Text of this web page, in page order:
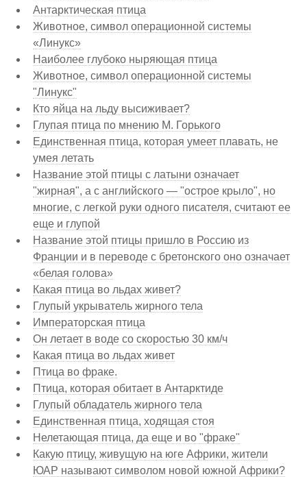
Антарктическая птица
Животное, символ операционной системы
«Линукс»
Наиболее глубоко ныряющая птица
Животное, символ операционной системы
"Линукс"
Кто яйца на льду высиживает?
Глупая птица по мнению М. Горького
Единственная птица, которая умеет плавать, не
умея летать
Название этой птицы с латыни означает
"жирная", а с английского — "острое крыло", но
многие, с легкой руки одного писателя, считают ее
еще и глупой
Название этой птицы пришло в Россию из
Франции и в переводе с бретонского оно означает
«белая голова»
Какая птица во льдах живет?
Глупый укрыватель жирного тела
Императорская птица
Он летает в воде со скоростью 30 км/ч
Какая птица во льдах живет
Птица во фраке.
Птица, которая обитает в Антарктиде
Глупый обладатель жирного тела
Единственная птица, ходящая стоя
Нелетающая птица, да еще и во "фраке"
Какую птицу, живущую на юге Африки, жители
ЮАР называют символом новой южной Африки?